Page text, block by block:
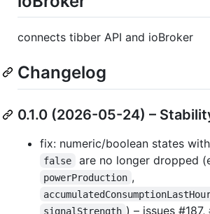
connects tibber API and ioBroker
Changelog
0.1.0 (2026-05-24) –
fix: numeric/boolean states
false are no longer dropped
powerProduction ,
signalStrength ) – issues